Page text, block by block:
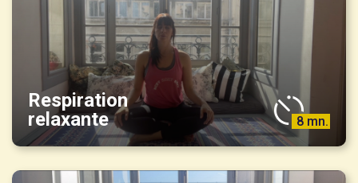
Respiration
relaxante
8 mn.